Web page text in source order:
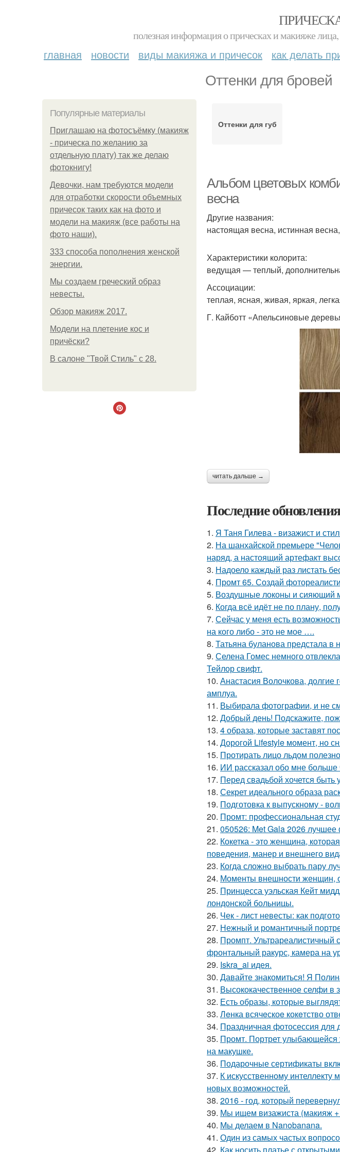
полезная информация о прическах и макияже
главная новости виды макияжа и причесок как делать
Оттенки для бровей
Популярные материалы
Приглашаю на фотосъёмку (макияж
- прическа по желанию за
отдельную плату) так же делаю
фотокнигу!
Девочки, нам требуются модели
для отработки скорости объемных
причесок таких как на фото и
модели на макияж (все работы на
фото наши).
333 способа пополнения женской
энергии.
Мы создаем греческий образ
невесты.
Обзор макияж 2017.
Модели на плетение кос и
причёски?
В салоне "Твой Стиль" с 28.
Оттенки для губ
Альбом цветовых
весна
Другие названия:
настоящая весна, истинная
Характеристики колорита:
ведущая — теплый,
Ассоциации:
теплая, ясная, живая, яркая,
Г. Кайботт «Апельсиновые
читать дальше →
Последние
1. Я Таня Гилева - визажист и
2. На шанхайской премьере
наряд, а настоящий артефакт
3. Надоело каждый раз листать
4. Промт 65. Создай
5. Воздушные локоны и сияющий
6. Когда всё идёт не по плану,
7. Сейчас у меня есть
на кого либо - это не мое ….
8. Татьяна буланова предстала
9. Селена Гомес немного
Тейлор свифт.
10. Анастасия Волочкова,
амплуа.
11. Выбирала фотографии, и не
12. Добрый день! Подскажите,
13. 4 образа, которые заставят
14. Дорогой Lifestyle момент, но
15. Протирать лицо льдом
16. ИИ рассказал обо мне
17. Перед свадьбой хочется быть
18. Секрет идеального образа
19. Подготовка к выпускному -
20. Промт: профессиональная
21. 050526: Met Gala 2026
22. Кокетка - это женщина,
поведения, манер и внешнего
23. Когда сложно выбрать пару
24. Моменты внешности женщин,
25. Принцесса уэльская Кейт
лондонской больницы.
26. Чек - лист невесты: как
27. Нежный и романтичный
28. Промпт.
фронтальный ракурс, камера на
29. Iskra_ai идея.
30. Давайте знакомиться! Я
31. Высококачественное селфи в
32. Есть образы, которые
33. Лeнка всячeскоe кокeтство
34. Праздничная фотосессия
35. Промт. Портрет
на макушке.
36. Подарочные сертификаты
37. К искусственному интеллекту
новых возможностей.
38. 2016 - год, который
39. Мы ищем визажиста (макияж +
40. Мы делаем в Nanobanana.
41. Один из самых частых